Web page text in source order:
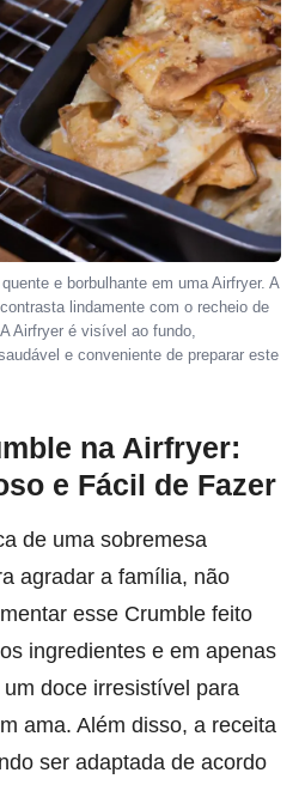
e borbulhante em uma Airfryer. A
lindamente com o recheio de
Airfryer é visível ao fundo,
e conveniente de preparar este
na Airfryer:
e Fácil de Fazer
de uma sobremesa
agradar a família, não
esse Crumble feito
ingredientes e em apenas
doce irresistível para
ama. Além disso, a receita
ser adaptada de acordo